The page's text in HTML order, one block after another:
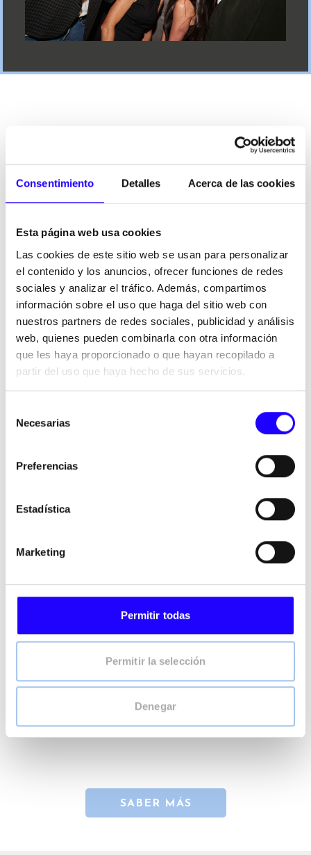
Consentimiento Detalles Acerca de las cookies
Esta página web usa cookies
Las cookies de este sitio web se usan para personalizar
el contenido y los anuncios, ofrecer funciones de redes
sociales y analizar el tráfico. Además, compartimos
información sobre el uso que haga del sitio web con
nuestros partners de redes sociales, publicidad y análisis
web, quienes pueden combinarla con otra información
que les haya proporcionado o que hayan recopilado a
partir del uso que haya hecho de sus servicios.
Necesarias
Preferencias
Estadística
Marketing
Permitir todas
Permitir la selección
Denegar
FoodBoxreúne un portfolio de marcas complementarias,
responder a distintos momentos de consumo dentro de la
restauración organizada.
Desde conceptos de Coffee & Bakery hasta restauración
casual y urbana, cada marca combina identidad propia,
eficiencia operativa y capacidad de expansión.
Un ecosistema multimarca coherente, pensado para atraer
y satisfacer a los miles de clientes que visitan nuestros
establecimientos a diario.
SABER MÁS